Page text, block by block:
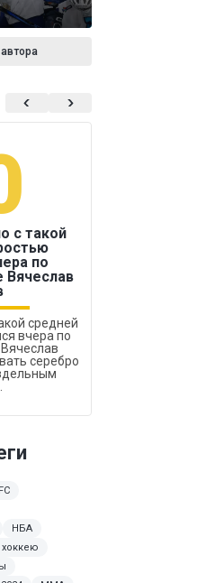
с такой
по
Вячеслав
средней
вчера по
серебро
НБА
хоккею